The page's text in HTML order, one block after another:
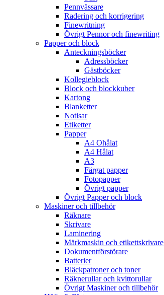
Pennvässare
Radering och korrigering
Finewritning
Övrigt Pennor och finewriting
Papper och block
Anteckningsböcker
Adressböcker
Gästböcker
Kollegieblock
Block och blockkuber
Kartong
Blanketter
Notisar
Etiketter
Papper
A4 Ohålat
A4 Hålat
A3
Färgat papper
Fotopapper
Övrigt papper
Övrigt Papper och block
Maskiner och tillbehör
Räknare
Skrivare
Laminering
Märkmaskin och etikettskrivare
Dokumentförstörare
Batterier
Bläckpatroner och toner
Räknerullar och kvittorullar
Övrigt Maskiner och tillbehör